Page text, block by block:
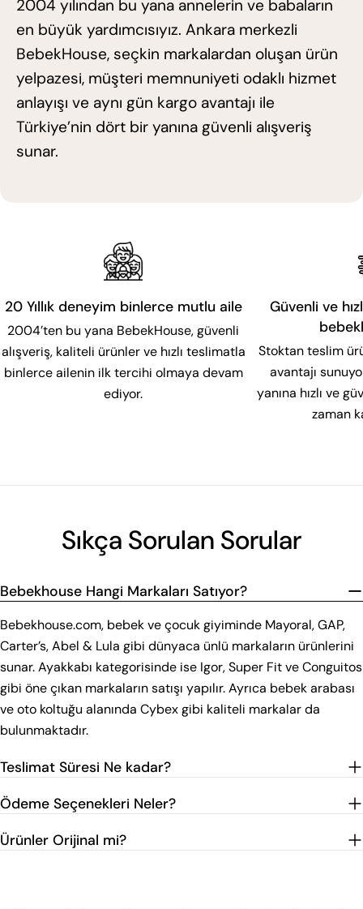
2004 yılından bu yana annelerin ve babaların
en büyük yardımcısıyız. Ankara merkezli
BebekHouse, seçkin markalardan oluşan ürün
yelpazesi, müşteri memnuniyeti odaklı hizmet
anlayışı ve aynı gün kargo avantajı ile
Türkiye’nin dört bir yanına güvenli alışveriş
sunar.
20 Yıllık deneyim binlerce mutlu aile
2004’ten bu yana BebekHouse, güvenli
alışveriş, kaliteli ürünler ve hızlı teslimatla
binlerce ailenin ilk tercihi olmaya devam
ediyor.
Güvenli ve
Stoktan teslim
avantajı
yanına hızlı ve
zaman
Sıkça Sorulan Sorular
Bebekhouse Hangi Markaları Satıyor?
Bebekhouse.com, bebek ve çocuk giyiminde Mayoral, GAP,
Carter’s, Abel & Lula gibi dünyaca ünlü markaların ürünlerini
sunar. Ayakkabı kategorisinde ise Igor, Super Fit ve Conguitos
gibi öne çıkan markaların satışı yapılır. Ayrıca bebek arabası
ve oto koltuğu alanında Cybex gibi kaliteli markalar da
bulunmaktadır.
Teslimat Süresi Ne kadar?
Ödeme Seçenekleri Neler?
Ürünler Orijinal mi?